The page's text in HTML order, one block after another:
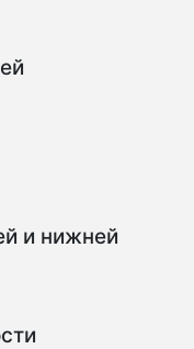
и нижней